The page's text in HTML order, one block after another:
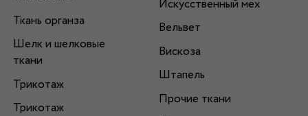
Ткань органза
Шелк и шелковые
ткани
Трикотаж
Трикотаж
Искусственный мех
Вельвет
Вискоза
Штапель
Прочие ткани